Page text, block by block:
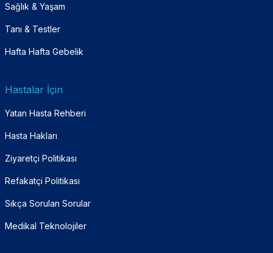
Sağlık & Yaşam
Tanı & Testler
Hafta Hafta Gebelik
Hastalar İçin
Yatan Hasta Rehberi
Hasta Hakları
Ziyaretçi Politikası
Refakatçi Politikası
Sıkça Sorulan Sorular
Medikal Teknolojiler